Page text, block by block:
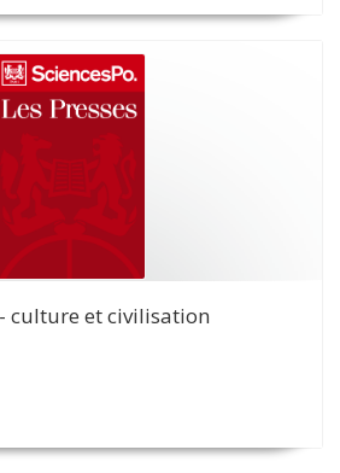
culture et civilisation